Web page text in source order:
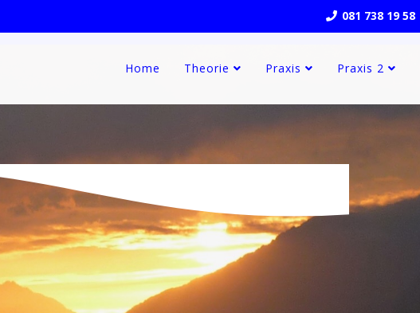
081 738 19 58
Home Theorie Praxis Praxis 2